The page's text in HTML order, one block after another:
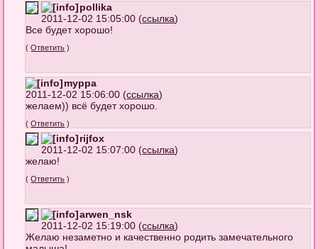
pollika
2011-12-02 15:05:00 (ссылка)
Все будет хорошо!
(Ответить )
myppa
2011-12-02 15:06:00 (ссылка)
желаем)) всё будет хорошо.
(Ответить )
rijfox
2011-12-02 15:07:00 (ссылка)
желаю!
(Ответить )
arwen_nsk
2011-12-02 15:19:00 (ссылка)
Желаю незаметно и качественно родить замечательного